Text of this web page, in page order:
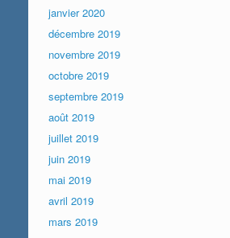
janvier 2020
décembre 2019
novembre 2019
octobre 2019
septembre 2019
août 2019
juillet 2019
juin 2019
mai 2019
avril 2019
mars 2019